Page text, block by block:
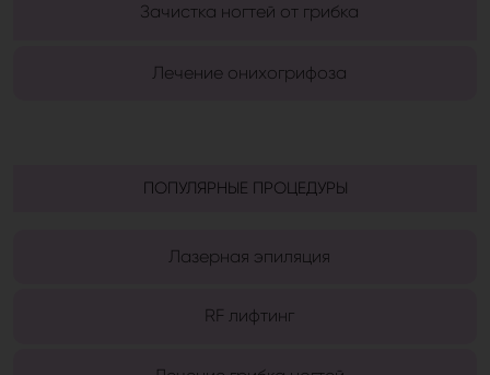
Зачистка ногтей от грибка
Лечение онихогрифоза
ПОПУЛЯРНЫЕ ПРОЦЕДУРЫ
Лазерная эпиляция
RF лифтинг